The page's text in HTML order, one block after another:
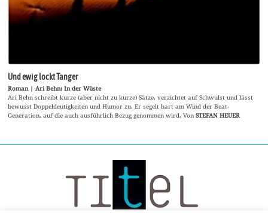
Und ewig lockt Tanger
Roman | Ari Behn: In der Wüste
Ari Behn schreibt kurze (aber nicht zu kurze) Sätze, verzichtet auf Schwulst und lässt
bewusst Doppeldeutigkeiten und Humor zu. Er segelt hart am Wind der Beat-
Generation, auf die auch ausführlich Bezug genommen wird. VonSTEFAN HEUER